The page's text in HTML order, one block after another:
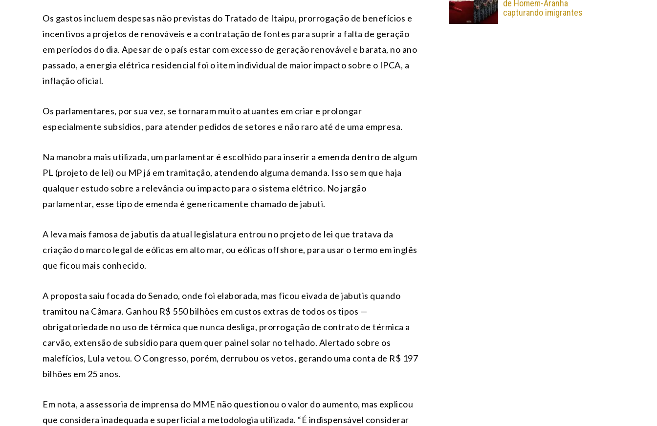
Os gastos incluem despesas não previstas do Tratado de Itaipu, prorrogação de benefícios e
incentivos a projetos de renováveis e a contratação de fontes para suprir a falta de geração
em períodos do dia. Apesar de o país estar com excesso de geração renovável e barata, no ano
passado, a energia elétrica residencial foi o item individual de maior impacto sobre o IPCA, a
inflação oficial.
Os parlamentares, por sua vez, se tornaram muito atuantes em criar e prolongar
especialmente subsídios, para atender pedidos de setores e não raro até de uma empresa.
Na manobra mais utilizada, um parlamentar é escolhido para inserir a emenda dentro de algum
PL (projeto de lei) ou MP já em tramitação, atendendo alguma demanda. Isso sem que haja
qualquer estudo sobre a relevância ou impacto para o sistema elétrico. No jargão
parlamentar, esse tipo de emenda é genericamente chamado de jabuti.
A leva mais famosa de jabutis da atual legislatura entrou no projeto de lei que tratava da
criação do marco legal de eólicas em alto mar, ou eólicas offshore, para usar o termo em inglês
que ficou mais conhecido.
A proposta saiu focada do Senado, onde foi elaborada, mas ficou eivada de jabutis quando
tramitou na Câmara. Ganhou R$ 550 bilhões em custos extras de todos os tipos —
obrigatoriedade no uso de térmica que nunca desliga, prorrogação de contrato de térmica a
carvão, extensão de subsídio para quem quer painel solar no telhado. Alertado sobre os
malefícios, Lula vetou. O Congresso, porém, derrubou os vetos, gerando uma conta de R$ 197
bilhões em 25 anos.
Em nota, a assessoria de imprensa do MME não questionou o valor do aumento, mas explicou
que considera inadequada e superficial a metodologia utilizada. “É indispensável considerar
de Homem-Aranha
capturando imigrantes